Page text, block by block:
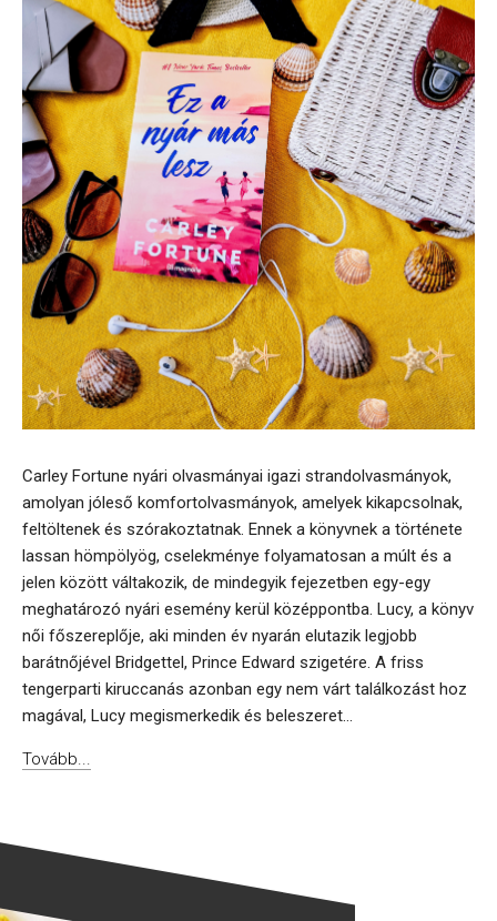
Carley Fortune nyári olvasmányai igazi strandolvasmányok,
amolyan jóleső komfortolvasmányok, amelyek kikapcsolnak,
feltöltenek és szórakoztatnak. Ennek a könyvnek a története
lassan hömpölyög, cselekménye folyamatosan a múlt és a
jelen között váltakozik, de mindegyik fejezetben egy-egy
meghatározó nyári esemény kerül középpontba. Lucy, a könyv
női főszereplője, aki minden év nyarán elutazik legjobb
barátnőjével Bridgettel, Prince Edward szigetére. A friss
tengerparti kiruccanás azonban egy nem várt találkozást hoz
magával, Lucy megismerkedik és beleszeret...
Tovább...